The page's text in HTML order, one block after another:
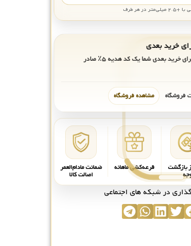
هر طرف
برای خرید بعدی شما یک کد هدیه۵٪ صادر
فروشگاه مشاهده فروشگاه
بازگشت قرعه‌کشی ماهانه ضمانت مادام‌العمر
اصالت کالا
در شبکه های اجتماعی